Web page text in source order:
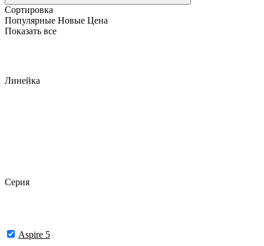
Сортировка
Популярные Новые Цена
Показать все
Линейка
Серия
Aspire 5